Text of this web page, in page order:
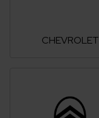
CHEVROLET